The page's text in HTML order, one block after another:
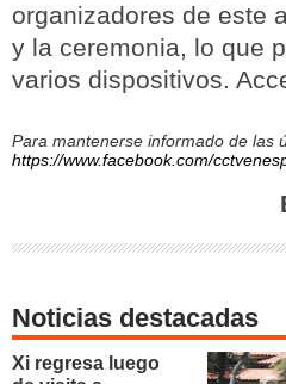
organizadores de este
y la ceremonia, lo que
varios dispositivos.
Para mantenerse informado de las
https://www.facebook.com/
Noticias destacadas
Xi regresa luego